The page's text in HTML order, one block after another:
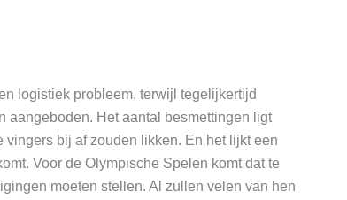
logistiek probleem, terwijl tegelijkertijd
aangeboden. Het aantal besmettingen ligt
bij af zouden likken. En het lijkt een
Voor de Olympische Spelen komt dat te
moeten stellen. Al zullen velen van hen